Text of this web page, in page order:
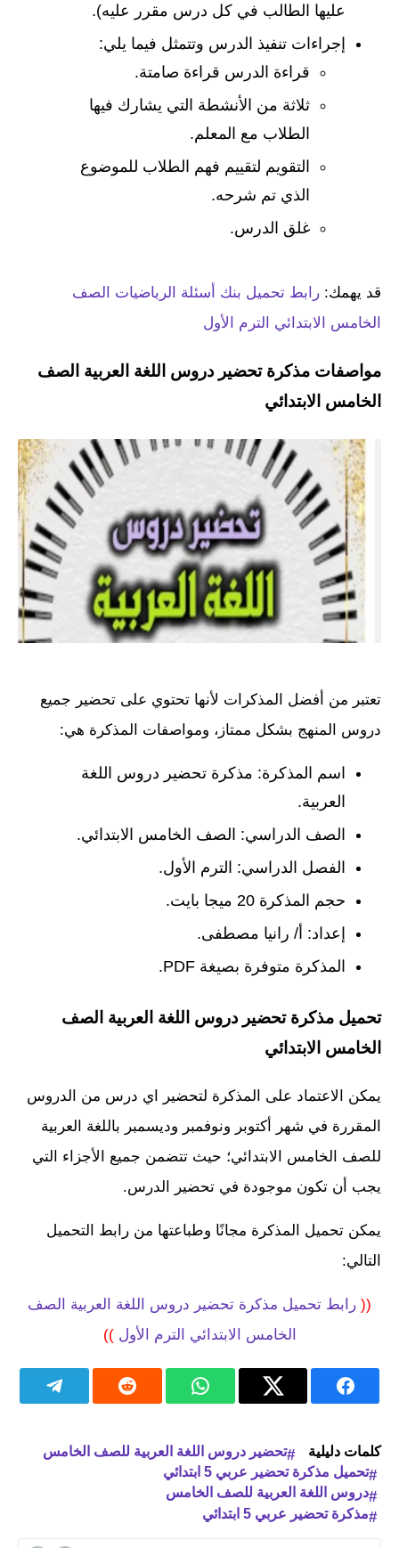
عليها الطالب في كل درس مقرر عليه).
إجراءات تنفيذ الدرس وتتمثل فيما يلي:
قراءة الدرس قراءة صامتة.
ثلاثة من الأنشطة التي يشارك فيها
الطلاب مع المعلم.
التقويم لتقييم فهم الطلاب للموضوع
الذي تم شرحه.
غلق الدرس.
قد يهمك: رابط تحميل بنك أسئلة الرياضيات الصف
الخامس الابتدائي الترم الأول
مواصفات مذكرة تحضير دروس اللغة العربية الصف
الخامس الابتدائي
تعتبر من أفضل المذكرات لأنها تحتوي على تحضير جميع
دروس المنهج بشكل ممتاز، ومواصفات المذكرة هي:
اسم المذكرة: مذكرة تحضير دروس اللغة
العربية.
الصف الدراسي: الصف الخامس الابتدائي.
الفصل الدراسي: الترم الأول.
حجم المذكرة 20 ميجا بايت.
إعداد: أ/ رانيا مصطفى.
المذكرة متوفرة بصيغة PDF.
تحميل مذكرة تحضير دروس اللغة العربية الصف
الخامس الابتدائي
يمكن الاعتماد على المذكرة لتحضير اي درس من الدروس
المقررة في شهر أكتوبر ونوفمبر وديسمبر باللغة العربية
للصف الخامس الابتدائي؛ حيث تتضمن جميع الأجزاء التي
يجب أن تكون موجودة في تحضير الدرس.
يمكن تحميل المذكرة مجانًا وطباعتها من رابط التحميل
التالي:
(( رابط تحميل مذكرة تحضير دروس اللغة العربية الصف
الخامس الابتدائي الترم الأول ))
كلمات دليلية
تحضير دروس اللغة العربية للصف الخامس
تحميل مذكرة تحضير عربي 5 ابتدائي
دروس اللغة العربية للصف الخامس
مذكرة تحضير عربي 5 ابتدائي